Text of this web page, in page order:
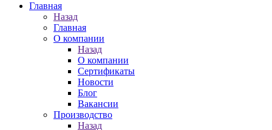
Главная
Назад
Главная
О компании
Назад
О компании
Сертификаты
Новости
Блог
Вакансии
Производство
Назад